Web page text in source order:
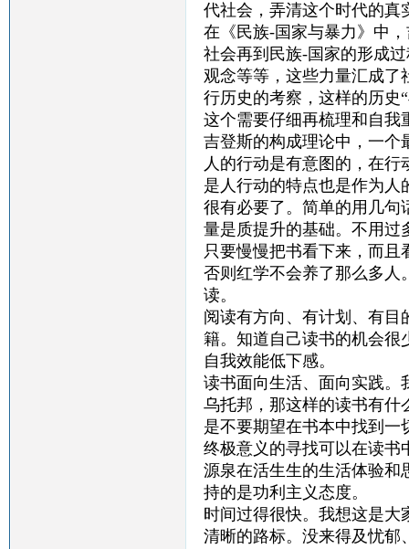
代社会，弄清这个时代的真
在《民族-国家与暴力》中
社会再到民族-国家的形成
观念等等，这些力量汇成了
行历史的考察，这样的历史
这个需要仔细再梳理和自我
吉登斯的构成理论中，一个
人的行动是有意图的，在
是人行动的特点也是作为人
很有必要了。简单的用几句
量是质提升的基础。不用过
只要慢慢把书看下来，而
否则红学不会养了那么多人
读。
阅读有方向、有计划、有目
籍。知道自己读书的机会很
自我效能低下感。
读书面向生活、面向实践。
乌托邦，那这样的读书有什
是不要期望在书本中找到一
终极意义的寻找可以在读书
源泉在活生生的生活体验和
持的是功利主义态度。
时间过得很快。我想这是大
清晰的路标。没来得及忧郁